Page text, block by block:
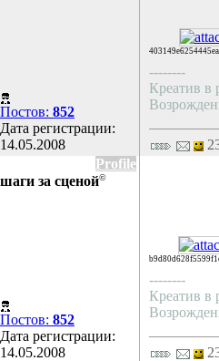
Постов: 852
Дата регистрации:
14.05.2008
--------
Креатив в
Profile
шаги за сценой©
Постов: 852
Дата регистрации:
14.05.2008
--------
Креатив в